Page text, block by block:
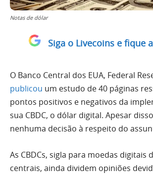
Notas de dólar
Siga o Livecoins e fique
O Banco Central dos EUA, Federal
publicou um estudo de 40 páginas
pontos positivos e negativos da
sua CBDC, o dólar digital. Apesar
nenhuma decisão à respeito do
As CBDCs, sigla para moedas digitais
centrais, ainda dividem opiniões